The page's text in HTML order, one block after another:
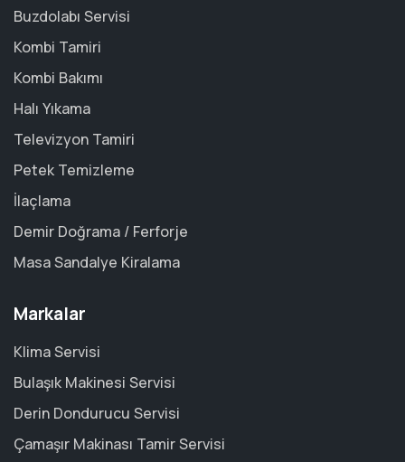
Buzdolabı Servisi
Kombi Tamiri
Kombi Bakımı
Halı Yıkama
Televizyon Tamiri
Petek Temizleme
İlaçlama
Demir Doğrama / Ferforje
Masa Sandalye Kiralama
Markalar
Klima Servisi
Bulaşık Makinesi Servisi
Derin Dondurucu Servisi
Çamaşır Makinası Tamir Servisi